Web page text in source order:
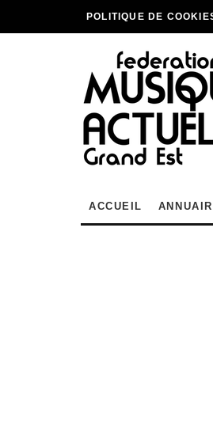
POLITIQUE DE
ACCUEIL